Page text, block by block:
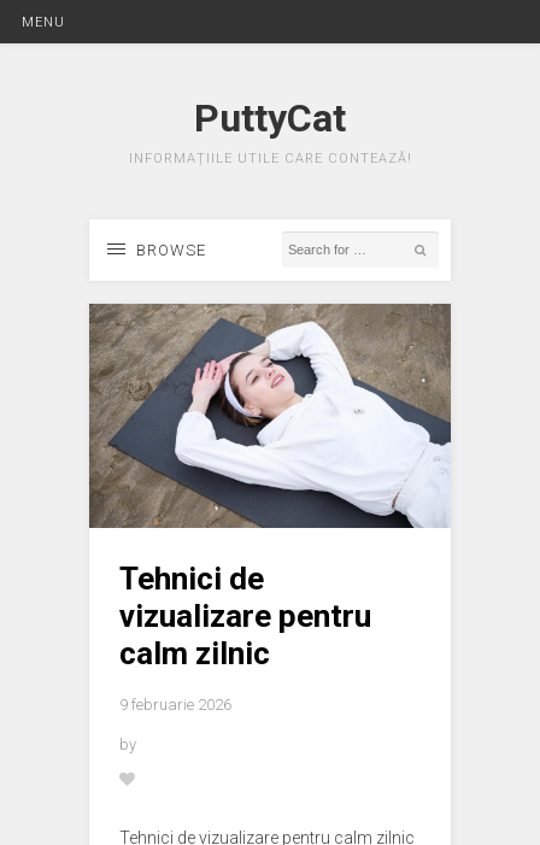
MENU
PuttyCat
INFORMAȚIILE UTILE CARE CONTEAZĂ!
BROWSE
Tehnici de
vizualizare pentru
calm zilnic
9 februarie 2026
by
Tehnici de vizualizare pentru calm zilnic